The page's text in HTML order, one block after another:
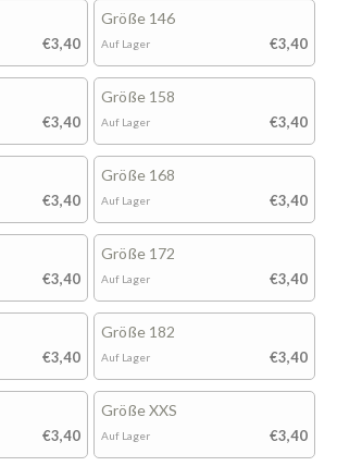
€3,40
Größe 146
€3,40
Auf Lager
€3,40
Größe 158
€3,40
Auf Lager
€3,40
Größe 168
€3,40
Auf Lager
€3,40
Größe 172
€3,40
Auf Lager
€3,40
Größe 182
€3,40
Auf Lager
€3,40
Größe XXS
€3,40
Auf Lager